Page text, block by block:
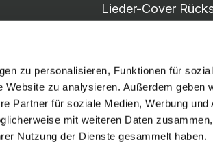
zu personalisieren, Funktionen für
zu analysieren. Außerdem geben
Partner für soziale Medien, Werbung und
mit weiteren Daten
Nutzung der Dienste gesammelt haben.
Lieder-Cover
Social Media